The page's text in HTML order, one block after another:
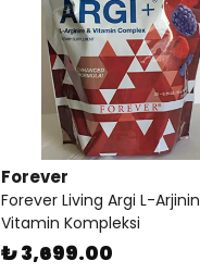
Forever
Forever Living Argi L-Arjinin
Vitamin Kompleksi
₺ 3,699.00